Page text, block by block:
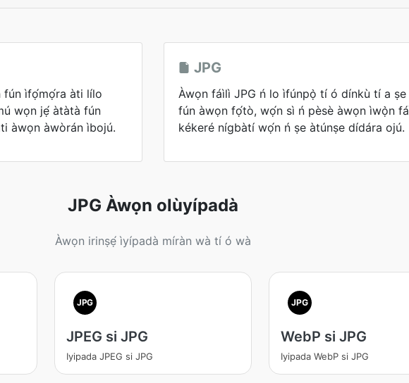
fún ìfọ́mọ́ra àti lílo
wọn jẹ́ àtàtà fún
àwọn àwòrán ìbojú.
JPG
Àwọn fáìlì JPG ń lo ìfúnpọ̀ tí ó dínkù tí a ṣe
fún àwọn fọ́tò, wọ́n sì ń pèsè àwọn ìwọ̀n
kékeré nígbàtí wọ́n ń ṣe àtúnṣe dídára ojú.
JPG Àwọn olùyípadà
Àwọn irinṣẹ́ ìyípadà míràn wà tí ó wà
JPG
JPEG si JPG
Iyipada JPEG si JPG
JPG
WebP si JPG
Iyipada WebP si JPG